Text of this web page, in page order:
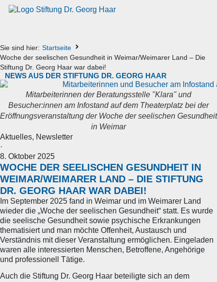
Sie sind hier: Startseite
Woche der seelischen Gesundheit in Weimar/Weimarer Land – Die
Stiftung Dr. Georg Haar war dabei!
NEWS AUS DER STIFTUNG DR. GEORG HAAR
Mitarbeiterinnen der Beratungsstelle "Klara" und
Besucher:innen am Infostand auf dem Theaterplatz bei der
Eröffnungsveranstaltung der Woche der seelischen Gesundheit
in Weimar
Aktuelles, Newsletter
·
8. Oktober 2025
WOCHE DER SEELISCHEN GESUNDHEIT IN
WEIMAR/WEIMARER LAND – DIE STIFTUNG
DR. GEORG HAAR WAR DABEI!
Im September 2025 fand in Weimar und im Weimarer Land
wieder die „Woche der seelischen Gesundheit“ statt. Es wurde
die seelische Gesundheit sowie psychische Erkrankungen
thematisiert und man möchte Offenheit, Austausch und
Verständnis mit dieser Veranstaltung ermöglichen. Eingeladen
waren alle interessierten Menschen, Betroffene, Angehörige
und professionell Tätige.
Auch die Stiftung Dr. Georg Haar beteiligte sich an dem